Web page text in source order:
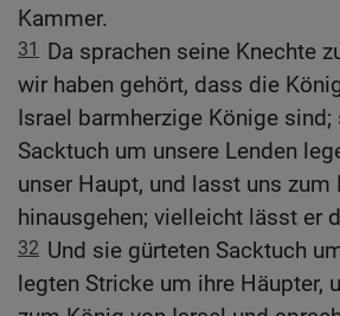
Kammer.
31 Da sprachen seine Knechte
wir haben gehört, dass die
Israel barmherzige Könige
Sacktuch um unsere Lenden
unser Haupt, und lasst uns zum
hinausgehen; vielleicht lässt er
32 Und sie gürteten Sacktuch
legten Stricke um ihre Häupter,